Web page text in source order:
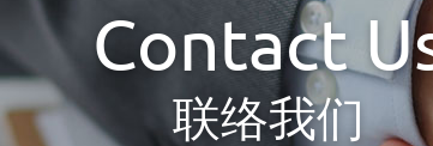
Contact
联络我们